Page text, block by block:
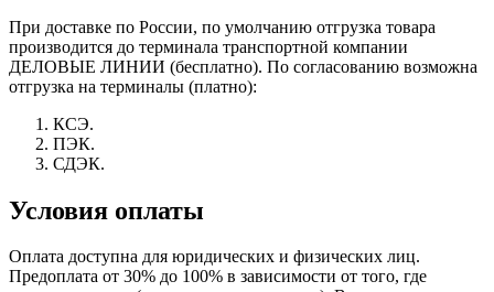
При доставке по России, по умолчанию отгрузка товара
производится до терминала транспортной компании
ДЕЛОВЫЕ ЛИНИИ (бесплатно). По согласованию возможна
отгрузка на терминалы (платно):
КСЭ.
ПЭК.
СДЭК.
Условия оплаты
Оплата доступна для юридических и физических лиц.
Предоплата от 30% до 100% в зависимости от того, где